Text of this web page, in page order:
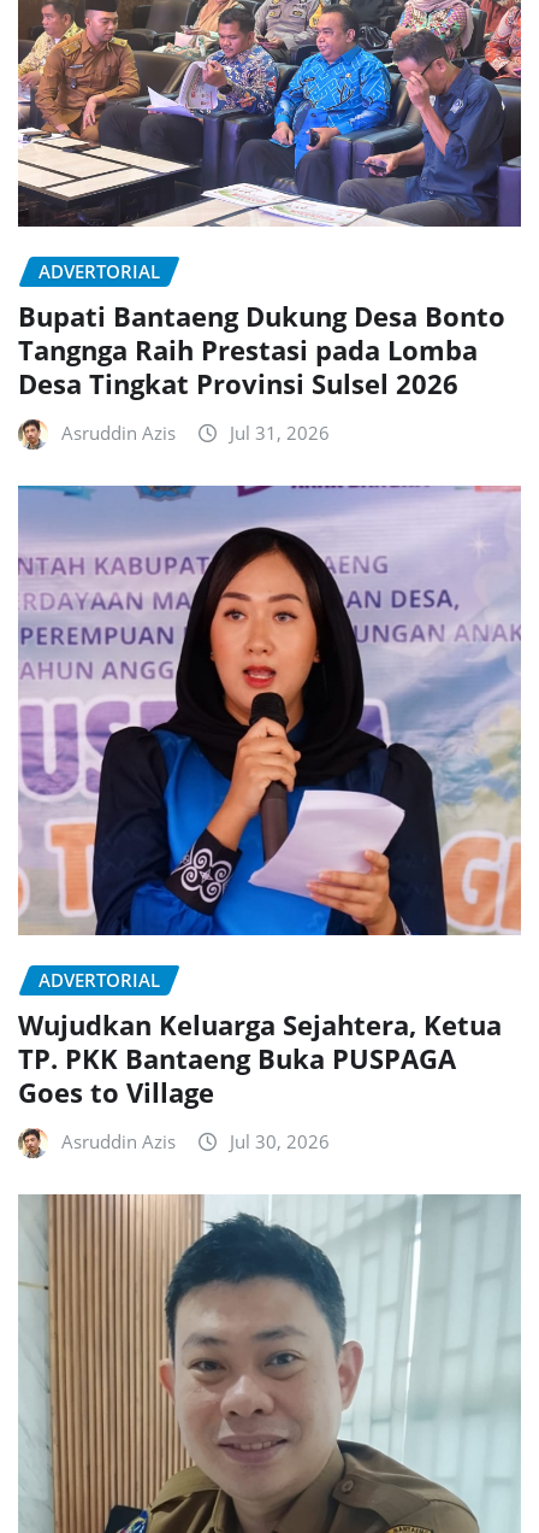
ADVERTORIAL
Bupati Bantaeng Dukung Desa Bonto
Tangnga Raih Prestasi pada Lomba
Desa Tingkat Provinsi Sulsel 2026
Asruddin Azis Jul 31, 2026
ADVERTORIAL
Wujudkan Keluarga Sejahtera, Ketua
TP. PKK Bantaeng Buka PUSPAGA
Goes to Village
Asruddin Azis Jul 30, 2026